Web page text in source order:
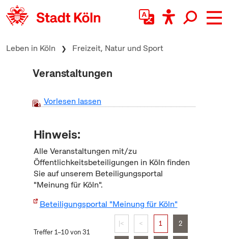
zum Inhalt springen
Leben in Köln Freizeit, Natur und Sport
Veranstaltungen
Vorlesen lassen
Hinweis:
Alle Veranstaltungen mit/zu
Öffentlichkeitsbeteiligungen in Köln finden
Sie auf unserem Beteiligungsportal
"Meinung für Köln".
Beteiligungsportal "Meinung für Köln"
Treffer 1–10 von 31
|< < 1 2